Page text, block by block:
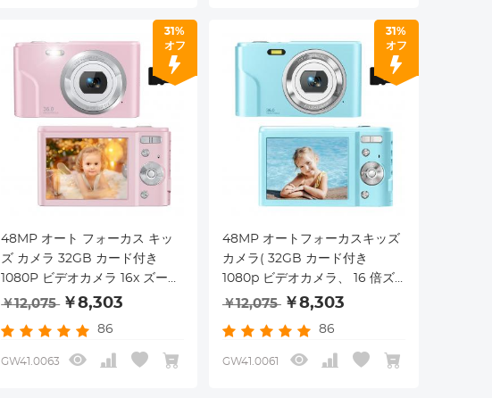
31%
オフ
48MP オート フォーカス キッ
ズ カメラ 32GB カード付き
1080P ビデオカメラ 16x ズーム
コンパクト ポータブル コンパク
生日 ギフト キッズ ティーンズ
ガールズ ボーイズ (ピンク)
￥12,075 ￥8,303
86
GW41.0063
31%
オフ
48MP オートフォーカスキッズ
カメラ( 32GB カード付き
1080p ビデオカメラ、 16 倍ズ
ーム付き コンパクトポータブル
マスバースデーギフトキッズテ
ィーンズガールズボーイズ(スカ
￥12,075 ￥8,303
86
GW41.0061